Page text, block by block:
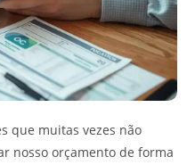
que muitas vezes não
nosso orçamento de forma